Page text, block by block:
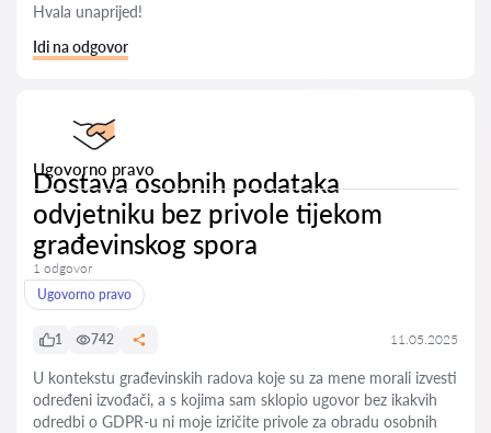
Hvala unaprijed!
Idi na odgovor
Ugovorno pravo
Dostava osobnih podataka
odvjetniku bez privole tijekom
građevinskog spora
1 odgovor
Ugovorno pravo
1 742 11.05.2025
U kontekstu građevinskih radova koje su za mene morali izvesti
određeni izvođači, a s kojima sam sklopio ugovor bez ikakvih
odredbi o GDPR-u ni moje izričite privole za obradu osobnih